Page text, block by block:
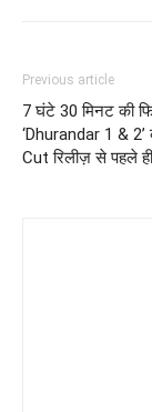
Previous article
7 घंटे 30 मिनट की
‘Dhurandar 1 & 2’
Cut रिलीज़ से पहले ही